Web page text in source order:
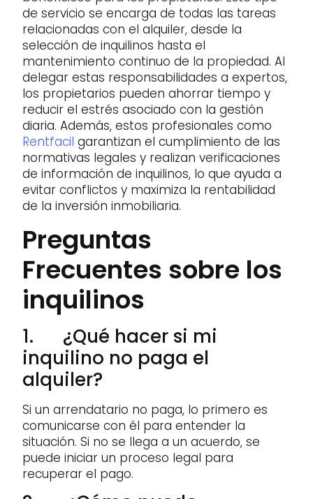
de servicio se encarga de todas las tareas
relacionadas con el alquiler, desde la
selección de inquilinos hasta el
mantenimiento continuo de la propiedad. Al
delegar estas responsabilidades a expertos,
los propietarios pueden ahorrar tiempo y
reducir el estrés asociado con la gestión
diaria. Además, estos profesionales como
Rentfacil garantizan el cumplimiento de las
normativas legales y realizan verificaciones
de información de inquilinos, lo que ayuda a
evitar conflictos y maximiza la rentabilidad
de la inversión inmobiliaria.
Preguntas
Frecuentes sobre los
inquilinos
1. ¿Qué hacer si mi
inquilino no paga el
alquiler?
Si un arrendatario no paga, lo primero es
comunicarse con él para entender la
situación. Si no se llega a un acuerdo, se
puede iniciar un proceso legal para
recuperar el pago.